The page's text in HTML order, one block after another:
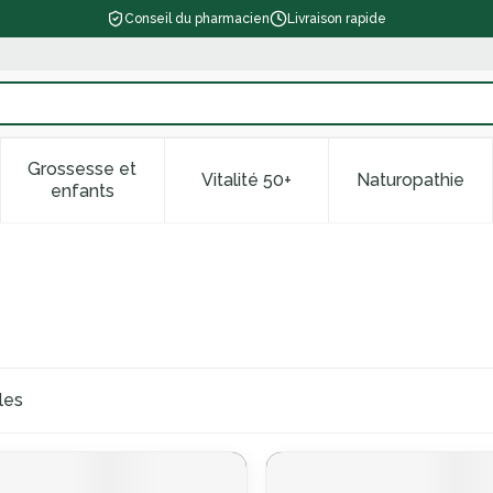
Conseil du pharmacien Livraison rapide
Beauté, soins et hygiène
menu pour la catégorie Régime, alimentation &
Grossesse et
enfantsAfficher le sous-menu pour la catégorie
Vitalité 50+Afficher le sous-menu pour la
Naturopathie
Afficher